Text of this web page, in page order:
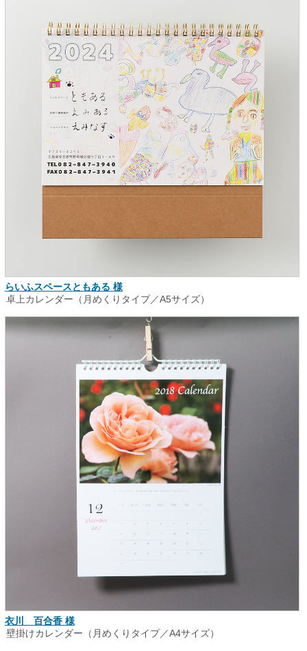
らいふスペースともある 様
卓上カレンダー（月めくりタイプ／A5サイズ）
衣川 百合香 様
壁掛けカレンダー（月めくりタイプ／A4サイズ）